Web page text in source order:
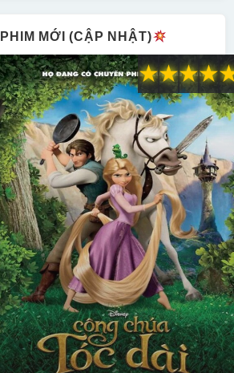
PHIM MỚI (CẬP NHẬT)
★
★
★
★